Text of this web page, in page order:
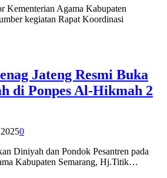
Kementerian Agama Kabupaten
kegiatan Rapat Koordinasi
Jateng Resmi Buka
di Ponpes Al-Hikmah 2
0
Diniyah dan Pondok Pesantren pada
Kabupaten Semarang, Hj.Titik…